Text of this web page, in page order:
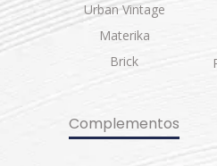
Urban Vintage
Materika
Brick
Complementos